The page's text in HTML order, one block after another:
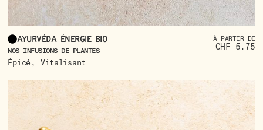
Ayurvéda énergie bio
NOS INFUSIONS DE PLANTES
Épicé , Vitalisant
À PARTIR DE
CHF 5.75